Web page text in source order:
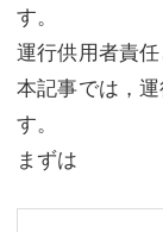
マスコミ取材・
アクセス
東京事務所 (新
マスコミ取材・実
アクセス
埼玉事務所 (さ
す。
運行供用者責任
本記事では，
す。
まずは